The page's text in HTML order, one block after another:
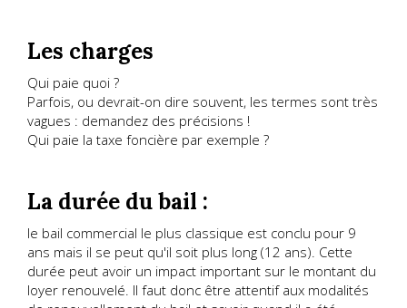
Les charges
Qui paie quoi ?
Parfois, ou devrait-on dire souvent, les termes sont très
vagues : demandez des précisions !
Qui paie la taxe foncière par exemple ?
La durée du bail :
le bail commercial le plus classique est conclu pour 9
ans mais il se peut qu'il soit plus long (12 ans). Cette
durée peut avoir un impact important sur le montant du
loyer renouvelé. Il faut donc être attentif aux modalités